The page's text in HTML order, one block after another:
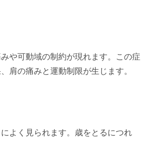
や可動域の制約が現れます。この症
肩の痛みと運動制限が生じます。
よく見られます。歳をとるにつれ